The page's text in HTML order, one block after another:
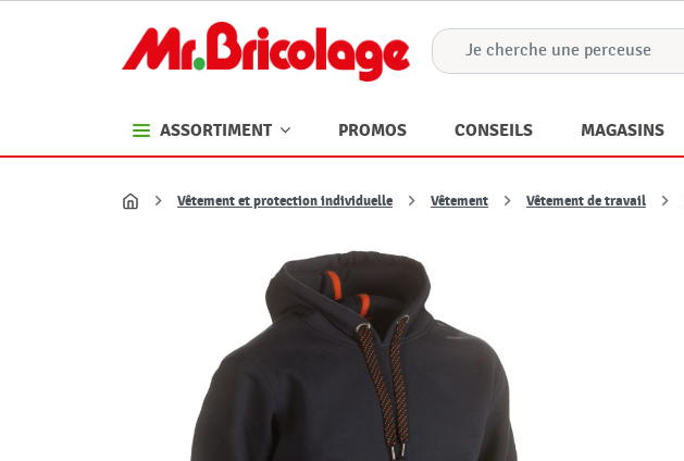
ASSORTIMENT PROMOS CONSEILS MAGASINS
Accueil
Vêtement et protection individuelle Vêtement Vêtement de travail